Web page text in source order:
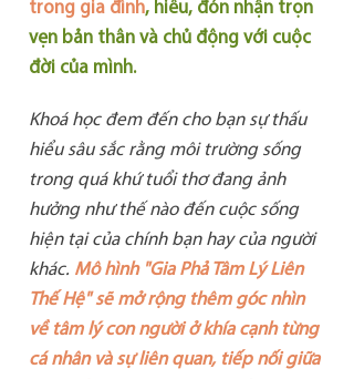
trong gia đình, hiểu, đón nhận trọn
vẹn bản thân và chủ động với cuộc
đời của mình.
Khoá học đem đến cho bạn sự thấu
hiểu sâu sắc rằng môi trường sống
trong quá khứ tuổi thơ đang ảnh
hưởng như thế nào đến cuộc sống
hiện tại của chính bạn hay của người
khác. Mô hình "Gia Phả Tâm Lý Liên
Thế Hệ" sẽ mở rộng thêm góc nhìn
về tâm lý con người ở khía cạnh từng
cá nhân và sự liên quan, tiếp nối giữa